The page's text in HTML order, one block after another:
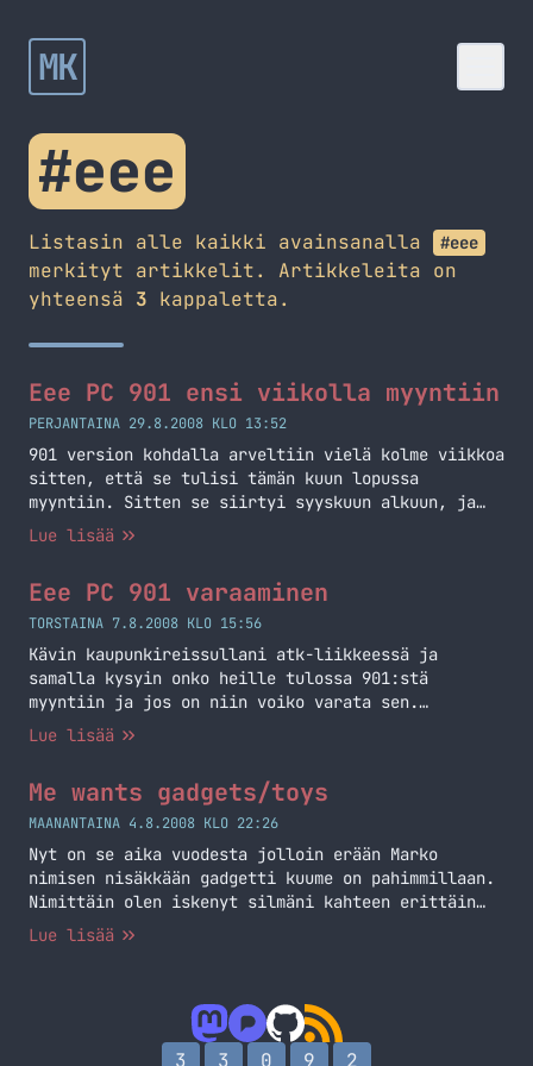
MK
#eee
Listasin alle kaikki avainsanalla #eee
merkityt artikkelit. Artikkeleita on
yhteensä 3 kappaletta.
Eee PC 901 ensi viikolla myyntiin
PERJANTAINA 29.8.2008 KLO 13:52
901 version kohdalla arveltiin vielä kolme viikkoa
sitten, että se tulisi tämän kuun lopussa
myyntiin. Sitten se siirtyi syyskuun alkuun, ja
nyt huhuttu päivä olisi 5.9. Eli veikkaisin että
näin. Olen arvellut jo pitempään, että näin tulee
käymään ja toivottavasti tuleminen ei… Jatka
lukemista Eee PC 901 ensi viikolla myyntiin
Lue lisää
Eee PC 901 varaaminen
TORSTAINA 7.8.2008 KLO 15:56
Kävin kaupunkireissullani atk-liikkeessä ja
samalla kysyin onko heille tulossa 901:stä
myyntiin ja jos on niin voiko varata sen.
Tuloksena Savon tietokeskukselta on varattuna
kunhan sieltä päin tulee soittoa :) Saatte nyt
kestää minun Eee Pc kuumettani.
Lue lisää
Me wants gadgets/toys
MAANANTAINA 4.8.2008 KLO 22:26
Nyt on se aika vuodesta jolloin erään Marko
nimisen nisäkkään gadgetti kuume on pahimmillaan.
Nimittäin olen iskenyt silmäni kahteen erittäin
mielenkiintoiseen ja mielestäni hyvään
jääköön nähtäväksi. Riippuu miten tämä viesti nyt
etenee. Asus Eee PC… Jatka lukemista Me wants
Lue lisää
3 3 0 9 2